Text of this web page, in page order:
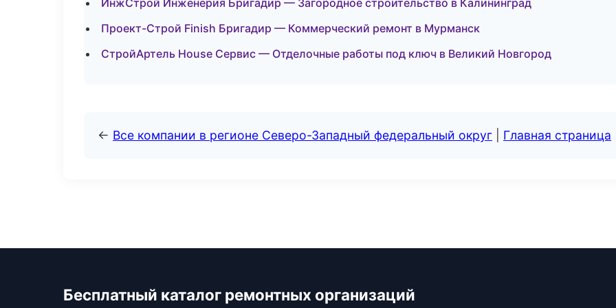
ИнжСтрой Инженерия Бригадир — Загородное строительство в Калининград
Проект-Строй Finish Бригадир — Коммерческий ремонт в Мурманск
СтройАртель House Сервис — Отделочные работы под ключ в Великий Новгород
← Все компании в регионе Северо-Западный федеральный округ Главная страница
Бесплатный каталог ремонтных организаций